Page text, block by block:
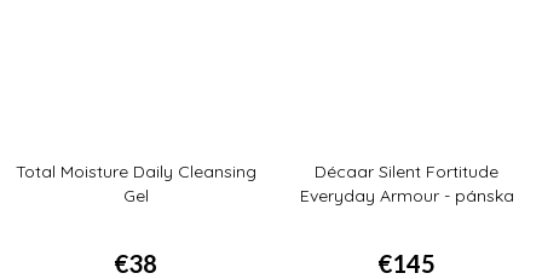
Total Moisture Daily Cleansing
Gel
€38
Décaar Silent Fortitude
Everyday Armour - pánska
€145